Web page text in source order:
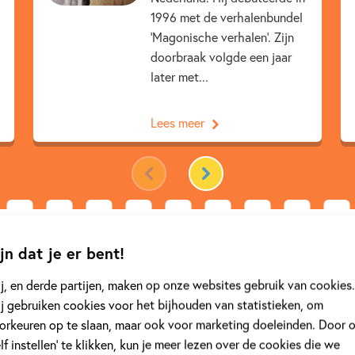
dat je er bent!
en derde partijen, maken op onze websites gebruik van cookies.
gebruiken cookies voor het bijhouden van statistieken, om
op te slaan, maar ook voor marketing doeleinden. Door
instellen’ te klikken, kun je meer lezen over de cookies die we
Kenmerken van dit boek
Kunst & cultuur
1996 met de verhalenbundel
‘Magonische verhalen’. Zijn
doorbraak volgde een jaar
later met...
Lees meer
'Gouden Boekjes'